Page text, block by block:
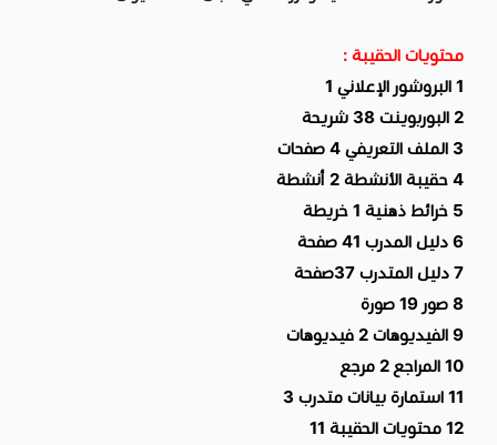
محتويات الحقيبة :
1 البروشور الإعلاني 1
2 البوربوينت 38 شريحة
3 الملف التعريفي 4 صفحات
4 حقيبة الأنشطة 2 أنشطة
5 خرائط ذهنية 1 خريطة
6 دليل المدرب 41 صفحة
7 دليل المتدرب 37صفحة
8 صور 19 صورة
9 الفيديوهات 2 فيديوهات
10 المراجع 2 مرجع
11 استمارة بيانات متدرب 3
12 محتويات الحقيبة 11